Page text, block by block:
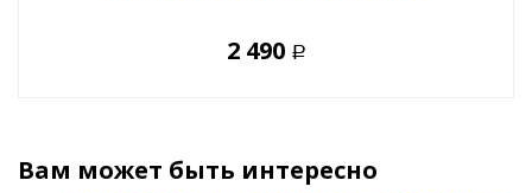
2 490 Р
Вам может быть интересно